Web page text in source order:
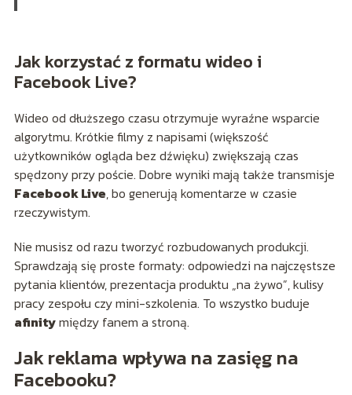
Jak korzystać z formatu wideo i
Facebook Live?
Wideo od dłuższego czasu otrzymuje wyraźne wsparcie
algorytmu. Krótkie filmy z napisami (większość
użytkowników ogląda bez dźwięku) zwiększają czas
spędzony przy poście. Dobre wyniki mają także transmisje
Facebook Live, bo generują komentarze w czasie
rzeczywistym.
Nie musisz od razu tworzyć rozbudowanych produkcji.
Sprawdzają się proste formaty: odpowiedzi na najczęstsze
pytania klientów, prezentacja produktu „na żywo”, kulisy
pracy zespołu czy mini-szkolenia. To wszystko buduje
afinitymiędzy fanem a stroną.
Jak reklama wpływa na zasięg na
Facebooku?